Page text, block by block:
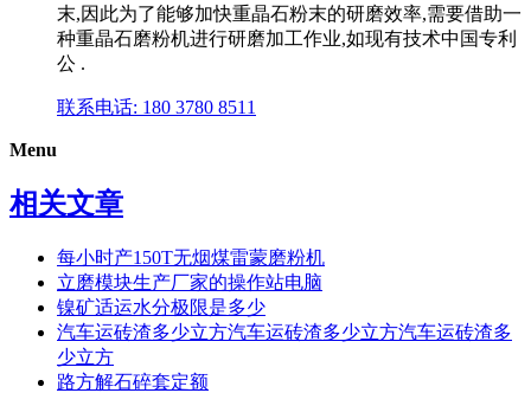
末,因此为了能够加快重晶石粉末的研磨效率,需要借助一
种重晶石磨粉机进行研磨加工作业,如现有技术中国专利
公 .
联系电话: 180 3780 8511
Menu
相关文章
每小时产150T无烟煤雷蒙磨粉机
立磨模块生产厂家的操作站电脑
镍矿适运水分极限是多少
汽车运砖渣多少立方汽车运砖渣多少立方汽车运砖渣多
少立方
路方解石碎套定额